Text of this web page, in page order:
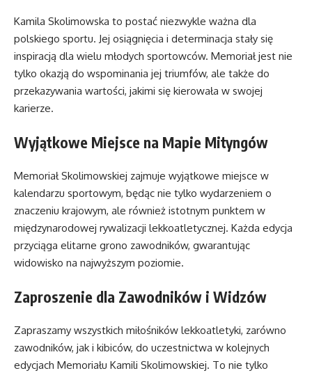
Kamila Skolimowska to postać niezwykle ważna dla
polskiego sportu. Jej osiągnięcia i determinacja stały się
inspiracją dla wielu młodych sportowców. Memoriał jest nie
tylko okazją do wspominania jej triumfów, ale także do
przekazywania wartości, jakimi się kierowała w swojej
karierze.
Wyjątkowe Miejsce na Mapie Mityngów
Memoriał Skolimowskiej zajmuje wyjątkowe miejsce w
kalendarzu sportowym, będąc nie tylko wydarzeniem o
znaczeniu krajowym, ale również istotnym punktem w
międzynarodowej rywalizacji lekkoatletycznej. Każda edycja
przyciąga elitarne grono zawodników, gwarantując
widowisko na najwyższym poziomie.
Zaproszenie dla Zawodników i Widzów
Zapraszamy wszystkich miłośników lekkoatletyki, zarówno
zawodników, jak i kibiców, do uczestnictwa w kolejnych
edycjach Memoriału Kamili Skolimowskiej. To nie tylko